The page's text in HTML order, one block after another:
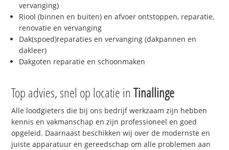
vervanging)
Riool (binnen en buiten) en afvoer ontstoppen, reparatie,
renovatie en vervanging
Dak(spoed)reparaties en vervanging (dakpannen en
dakleer)
Dakgoten reparatie en schoonmaken
Top advies, snel op locatie inTinallinge
Alle loodgieters die bij ons bedrijf werkzaam zijn hebben
kennis en vakmanschap en zijn professioneel en goed
opgeleid. Daarnaast beschikken wij over de modernste en
juiste apparatuur en gereedschap om alle problemen aan